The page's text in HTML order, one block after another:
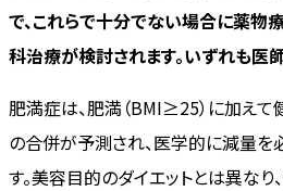
で、これらで十分でない場合に薬物
科治療が検討されます。いずれも医
肥満症は、肥満（BMI≥25）に加え
の合併が予測され、医学的に減量を
す。美容目的のダイエットとは異な